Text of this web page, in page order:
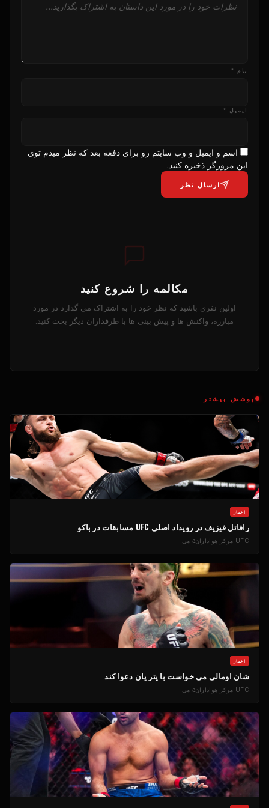
نام *
ایمیل *
اسم و ایمیل و وب سایتم رو برای دفعه بعد که نظر میدم توی
این مرورگر ذخیره کنید.
ارسال نظر
مکالمه را شروع کنید
اولین نفری باشید که نظر خود را به اشتراک می گذارد در مورد
مبارزه، واکنش ها و پیش بینی ها با طرفداران دیگر بحث کنید.
پوشش بیشتر
اخبار
رافائل فیزیف در رویداد اصلی UFC مسابقات در باکو
UFC مرکز هواداران۵ می
اخبار
شان اومالی می خواست با پتر یان دعوا کند
UFC مرکز هواداران۵ می